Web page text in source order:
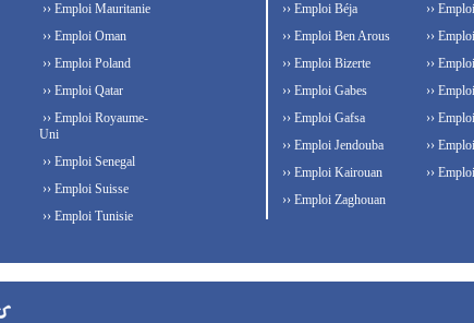
›› Emploi Mauritanie
›› Emploi Oman
›› Emploi Poland
›› Emploi Qatar
›› Emploi Royaume-
Uni
›› Emploi Senegal
›› Emploi Suisse
›› Emploi Tunisie
›› Emploi Béja
›› Emploi Ben Arous
›› Emploi Bizerte
›› Emploi Gabes
›› Emploi Gafsa
›› Emploi Jendouba
›› Emploi Kairouan
››
››
››
››
››
››
››
›› Emploi Zaghouan